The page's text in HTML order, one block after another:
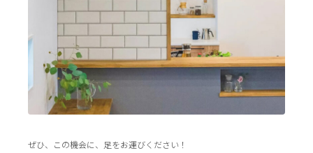
ぜひ、この機会に、足をお運びください！